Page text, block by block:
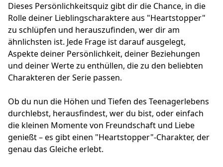
Dieses Persönlichkeitsquiz gibt dir die Chance, in die
Rolle deiner Lieblingscharaktere aus "Heartstopper"
zu schlüpfen und herauszufinden, wer dir am
ähnlichsten ist. Jede Frage ist darauf ausgelegt,
Aspekte deiner Persönlichkeit, deiner Beziehungen
und deiner Werte zu enthüllen, die zu den beliebten
Charakteren der Serie passen.
Ob du nun die Höhen und Tiefen des Teenagerlebens
durchlebst, herausfindest, wer du bist, oder einfach
die kleinen Momente von Freundschaft und Liebe
genießt – es gibt einen "Heartstopper"-Charakter, der
genau das Gleiche erlebt.